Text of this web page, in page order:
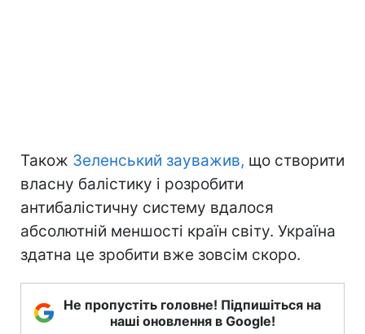
Також Зеленський зауважив, що створити
власну балістику і розробити
антибалістичну систему вдалося
абсолютній меншості країн світу. Україна
здатна це зробити вже зовсім скоро.
Не пропустіть головне! Підпишіться на
наші оновлення в Google!